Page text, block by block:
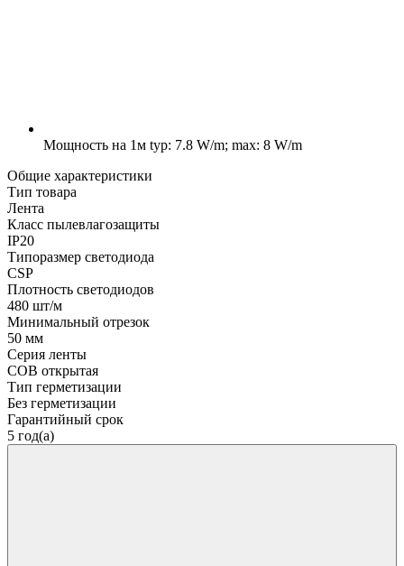
Мощность на 1м typ: 7.8 W/m; max: 8 W/m
Общие характеристики
Тип товара
Лента
Класс пылевлагозащиты
IP20
Типоразмер светодиода
CSP
Плотность светодиодов
480 шт/м
Минимальный отрезок
50 мм
Серия ленты
COB открытая
Тип герметизации
Без герметизации
Гарантийный срок
5 год(а)